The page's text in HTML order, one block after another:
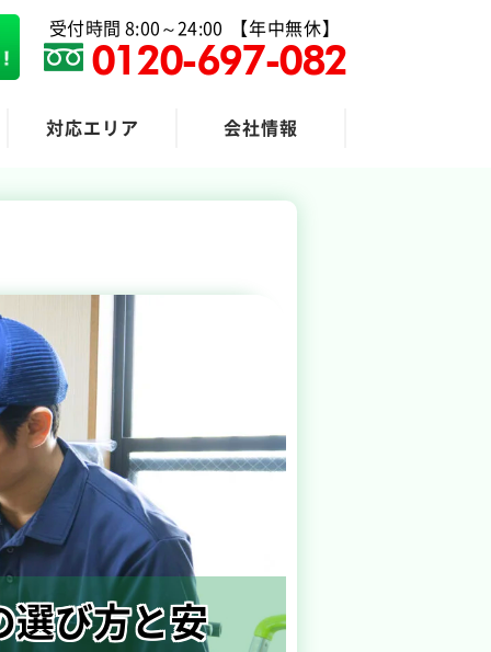
受付時間 8:00～24:00 【年中無休】
0120-697-082
対応エリア 会社情報
選び方と安